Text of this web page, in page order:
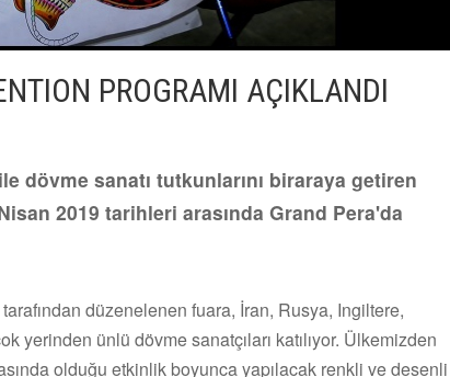
PROGRAMI AÇIKLANDI
dövme sanatı tutkunlarını biraraya getiren
2019 tarihleri arasında Grand Pera'da
düzenelenen fuara, İran, Rusya, Ingiltere,
yerinden ünlü dövme sanatçıları katılıyor. Ülkemizden
olduğu etkinlik boyunca yapılacak renkli ve desenli